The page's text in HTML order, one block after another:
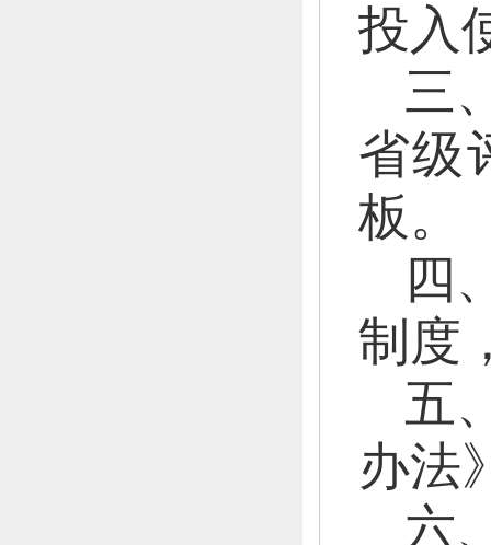
投入
三
省级
板。
四
制度
五
办法
六